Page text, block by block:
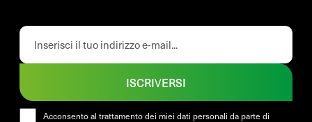
Acconsento al trattamento dei miei dati personali da parte di
ISCRIVERSI